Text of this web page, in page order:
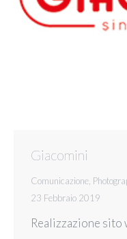
Giacomini
Comunicazione
23 Febbraio 2019
Realizzazione sito